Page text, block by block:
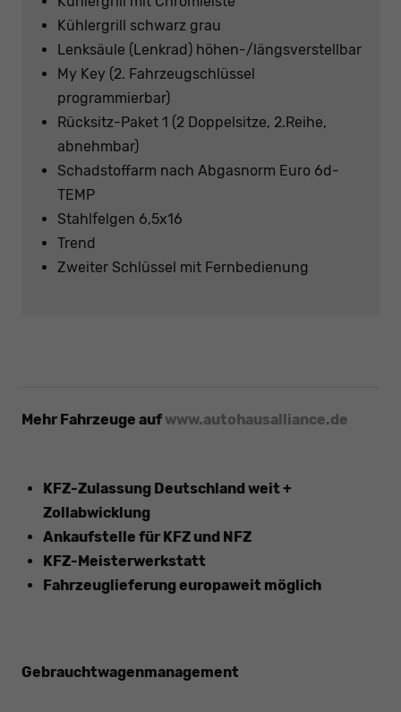
Kühlergrill schwarz grau
Lenksäule (Lenkrad) höhen-/längsverstellbar
My Key (2. Fahrzeugschlüssel
programmierbar)
Rücksitz-Paket 1 (2 Doppelsitze, 2.Reihe,
abnehmbar)
Schadstoffarm nach Abgasnorm Euro 6d-
TEMP
Stahlfelgen 6,5x16
Trend
Zweiter Schlüssel mit Fernbedienung
Mehr Fahrzeuge auf www.autohausalliance.de
KFZ-Zulassung Deutschland weit +
Zollabwicklung
Ankaufstelle für KFZ und NFZ
KFZ-Meisterwerkstatt
Fahrzeuglieferung europaweit möglich
Gebrauchtwagenmanagement